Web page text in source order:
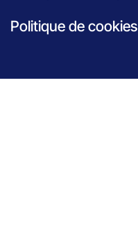
Politique de cookies